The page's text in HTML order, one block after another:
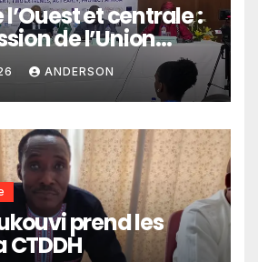
et centrale :
de l’Union
renforcer
des services
dans les
ANDERSON
prend les
CTDDH